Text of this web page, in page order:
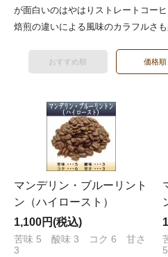
が面白いのはやはりストレートコーヒ
焙煎の違いによる風味のカラフルさも
おすすめ順 価格順
マンデリン・ブルーリント
ン（ハイロースト）
1,100円(税込)
苦味 5 酸味 3 コク 6 甘さ
3
5